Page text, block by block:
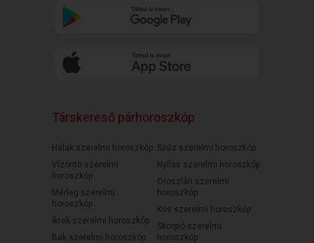
Társkereső párhoroszkóp
Halak szerelmi horoszkóp
Vízöntő szerelmi
horoszkóp
Mérleg szerelmi
horoszkóp
Ikrek szerelmi horoszkóp
Bak szerelmi horoszkóp
Szűz szerelmi horoszkóp
Nyilas szerelmi horoszkóp
Oroszlán szerelmi
horoszkóp
Kos szerelmi horoszkóp
Skorpió szerelmi
horoszkóp